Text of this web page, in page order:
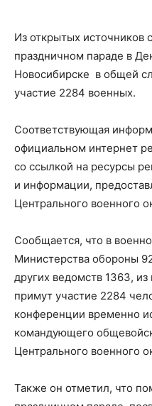
Из открытых источников
праздничном параде в
Новосибирске в общей
участие 2284 военных.
Соответствующая
официальном интернет
со ссылкой на ресурсы
и информации,
Центрального военного
Сообщается, что в
Министерства обороны
других ведомств 1363,
примут участие 2284
конференции временно
командующего
Центрального военного
Также он отметил, что